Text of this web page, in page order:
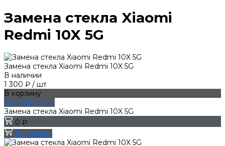
Замена стекла Xiaomi
Redmi 10X 5G
Замена стекла Xiaomi Redmi 10X 5G
В наличии
1 300 ₽ / шт
В корзину
ДОБАВЛЕНО
Замена стекла Xiaomi Redmi 10X 5G
0 ₽
В корзину